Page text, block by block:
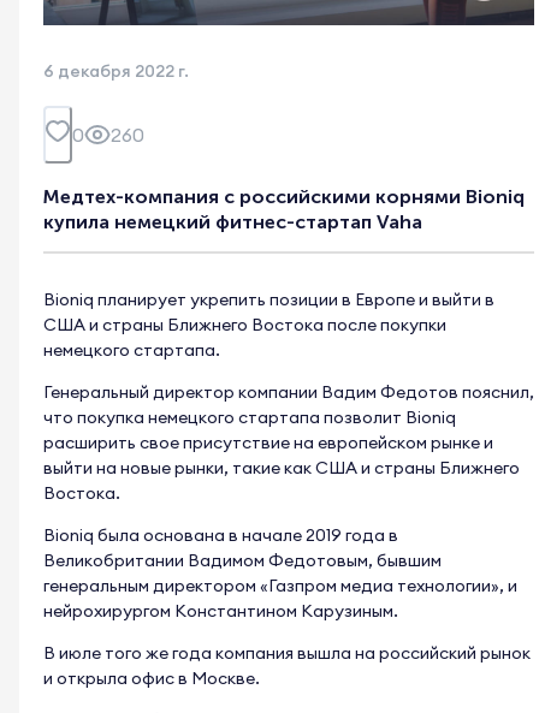
6 декабря 2022 г.
0 260
Медтех-компания с российскими корнями Bioniq
купила немецкий фитнес-стартап Vaha
Bioniq планирует укрепить позиции в Европе и выйти в
США и страны Ближнего Востока после покупки
немецкого стартапа.
Генеральный директор компании Вадим Федотов пояснил,
что покупка немецкого стартапа позволит Bioniq
расширить свое присутствие на европейском рынке и
выйти на новые рынки, такие как США и страны Ближнего
Востока.
Bioniq была основана в начале 2019 года в
Великобритании Вадимом Федотовым, бывшим
генеральным директором «Газпром медиа технологии», и
нейрохирургом Константином Карузиным.
В июле того же года компания вышла на российский рынок
и открыла офис в Москве.